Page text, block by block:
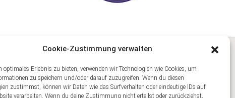
Cookie-Zustimmung verwalten
optimales Erlebnis zu bieten, verwenden wir Technologien wie Cookies, um
zu speichern und/oder darauf zuzugreifen. Wenn du diesen
zustimmst, können wir Daten wie das Surfverhalten oder eindeutige IDs auf
verarbeiten. Wenn du deine Zustimmung nicht erteilst oder zurückziehst,